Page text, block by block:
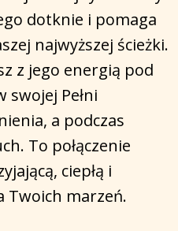
dotknie i pomaga
najwyższej ścieżki.
z jego energią pod
swojej Pełni
a podczas
To połączenie
ciepłą i
Twoich marzeń.